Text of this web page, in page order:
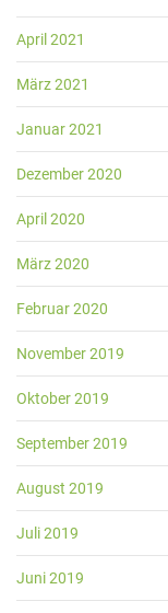
April 2021
März 2021
Januar 2021
Dezember 2020
April 2020
März 2020
Februar 2020
November 2019
Oktober 2019
September 2019
August 2019
Juli 2019
Juni 2019